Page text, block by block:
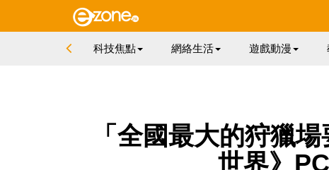
科技焦點 網絡生活 遊戲動漫
「全國最大的狩獵
世界》